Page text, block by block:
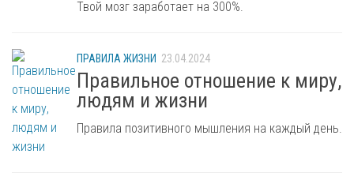
Твой мозг заработает на 300%.
ПРАВИЛА ЖИЗНИ 23.04.2024
Правильное отношение к миру,
людям и жизни
Правила позитивного мышления на каждый день.